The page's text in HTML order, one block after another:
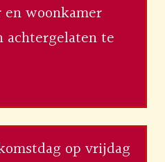
en woonkamer
achtergelaten te
op vrijdag